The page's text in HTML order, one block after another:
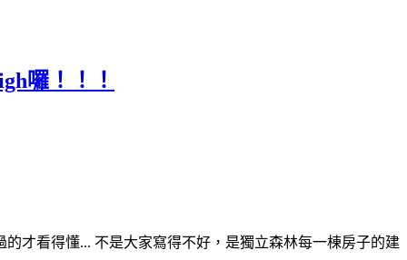
囉！！！
才看得懂... 不是大家寫得不好，是獨立森林每一棟房子的建